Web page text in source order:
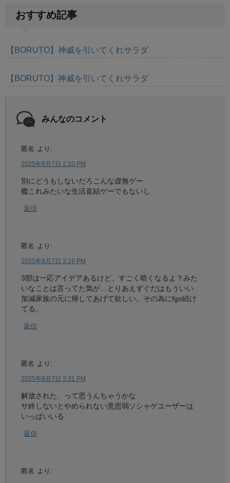
おすすめ記事
【BORUTO】神威を引いてくれサラダ
【BORUTO】神威を引いてくれサラダ
みんなのコメント
匿名 より:
2025年8月7日 2:10 PM
別にどうもしないだろこんな虚無ゲー
艦これみたいな生活直結ゲーでもないし
返信
匿名 より:
2025年8月7日 3:16 PM
3部は一応アイデアあるけど、すごく暗くなるよ？みた
いなことは言ってた気が…とりあえずぐだはもういい
加減家族の元に帰してあげて欲しい。その為にfgo続け
てる。
返信
匿名 より:
2025年8月7日 3:31 PM
解放された、って思うんちゃうかな
サ終しないとやめられない意思弱ソシャゲユーザーは
いっぱいいる
返信
匿名 より: